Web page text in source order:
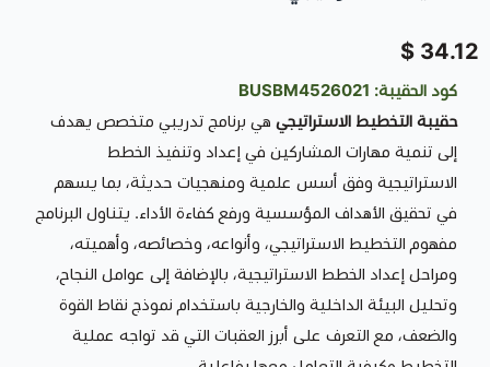
34.12 $
كود الحقيبة: BUSBM4526021
حقيبة التخطيط الاستراتيجي هي برنامج تدريبي متخصص يهدف
إلى تنمية مهارات المشاركين في إعداد وتنفيذ الخطط
الاستراتيجية وفق أسس علمية ومنهجيات حديثة، بما يسهم
في تحقيق الأهداف المؤسسية ورفع كفاءة الأداء. يتناول البرنامج
مفهوم التخطيط الاستراتيجي، وأنواعه، وخصائصه، وأهميته،
ومراحل إعداد الخطط الاستراتيجية، بالإضافة إلى عوامل النجاح،
وتحليل البيئة الداخلية والخارجية باستخدام نموذج نقاط القوة
والضعف، مع التعرف على أبرز العقبات التي قد تواجه عملية